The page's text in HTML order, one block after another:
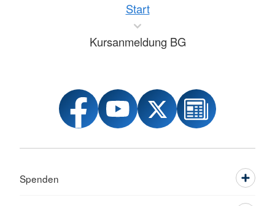
Start
Kursanmeldung BG
Spenden